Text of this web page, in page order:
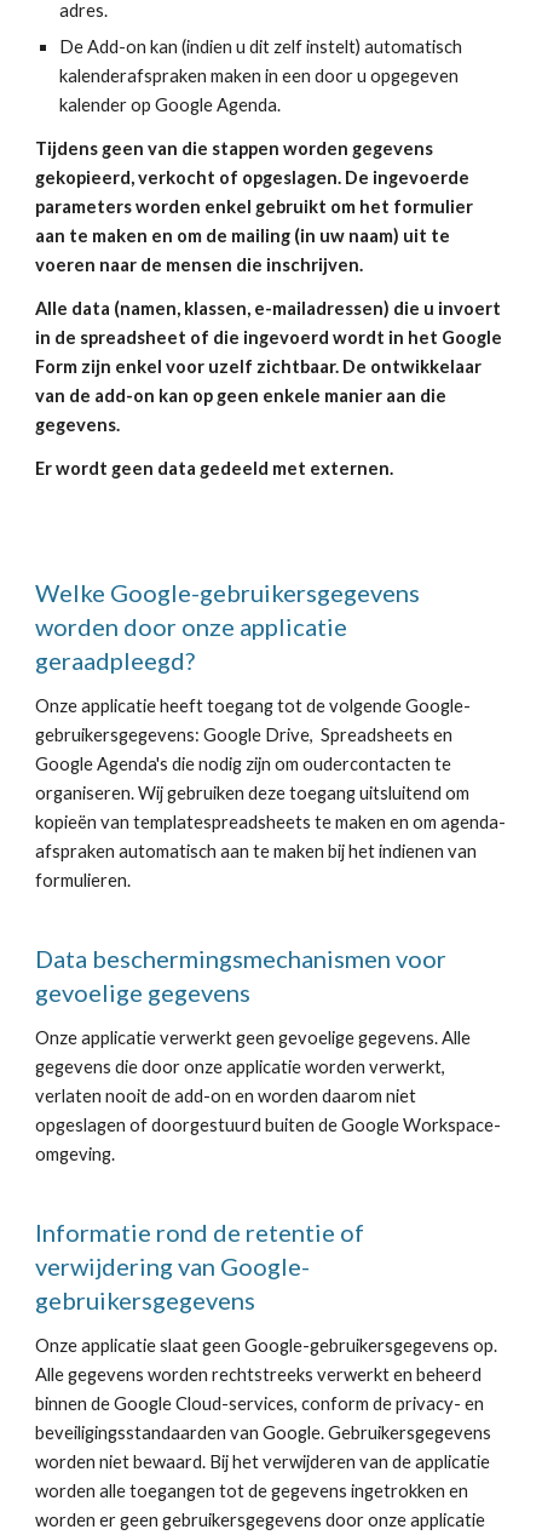
adres.
De Add-on kan (indien u dit zelf instelt) automatisch
kalenderafspraken maken in een door u opgegeven
kalender op Google Agenda.
Tijdens geen van die stappen worden gegevens
gekopieerd, verkocht of opgeslagen. De ingevoerde
parametersworden enkel gebruikt om het formulier
aan te maken en om de mailing (in uw naam) uit te
voeren naar de mensen die inschrijven.
Alle data (namen, klassen, e-mailadressen) die u invoert
in de spreadsheet of die ingevoerd wordt in het Google
Form zijn enkel voor uzelf zichtbaar. De ontwikkelaar
van de add-on kan op geen enkele manier aan die
gegevens.
Er wordt geen data gedeeld met externen.
Welke Google-gebruikersgegevens
worden door onze applicatie
geraadpleegd?
Onze applicatie heeft toegang tot de volgende Google-
gebruikersgegevens: Google Drive, Spreadsheets en
Google Agenda's die nodig zijn om oudercontacten te
organiseren. Wij gebruiken deze toegang uitsluitend om
kopieën van templatespreadsheets te maken en om agenda-
afspraken automatisch aan te maken bij het indienen van
formulieren.
Data beschermingsmechanismen voor
gevoelige gegevens
Onze applicatie verwerkt geen gevoelige gegevens. Alle
gegevens die door onze applicatie worden verwerkt,
verlaten nooit de add-on en worden daarom niet
opgeslagen of doorgestuurd buiten de Google Workspace-
omgeving.
Informatie rond de retentie of
verwijdering van Google-
gebruikersgegevens
Onze applicatie slaat geen Google-gebruikersgegevens op.
Alle gegevens worden rechtstreeks verwerkt en beheerd
binnen de Google Cloud-services, conform de privacy- en
beveiligingsstandaarden van Google. Gebruikersgegevens
worden niet bewaard. Bij het verwijderen van de applicatie
worden alle toegangen tot de gegevens ingetrokken en
worden er geen gebruikersgegevens door onze applicatie